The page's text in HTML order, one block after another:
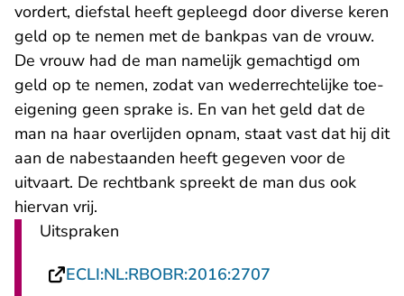
vordert, diefstal heeft gepleegd door diverse keren
geld op te nemen met de bankpas van de vrouw.
De vrouw had de man namelijk gemachtigd om
geld op te nemen, zodat van wederrechtelijke toe-
eigening geen sprake is. En van het geld dat de
man na haar overlijden opnam, staat vast dat hij dit
aan de nabestaanden heeft gegeven voor de
uitvaart. De rechtbank spreekt de man dus ook
hiervan vrij.
Uitspraken
ECLI:NL:RBOBR:2016:2707